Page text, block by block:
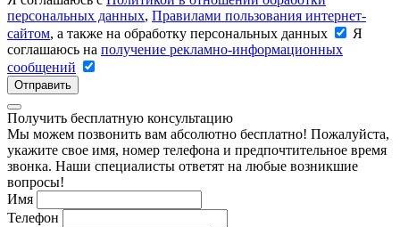
персональных данных, Правилами пользования интернет-
сайтом, а также на обработку персональных данных
Я
соглашаюсь на получение рекламно-информационных
сообщений
Отправить
Получить бесплатную консультацию
Мы можем позвонить вам абсолютно бесплатно! Пожалуйста,
укажите свое имя, номер телефона и предпочтительное время
звонка. Наши специалисты ответят на любые возникшие
вопросы!
Имя
Телефон